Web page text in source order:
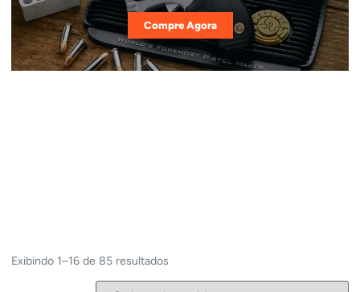
Compre Agora
Exibindo 1–16 de 85 resultados